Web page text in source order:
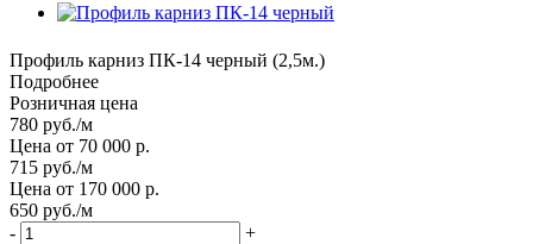
Профиль карниз ПК-14 черный (2,5м.)
Подробнее
Розничная цена
780 руб./м
Цена от 70 000 р.
715 руб./м
Цена от 170 000 р.
650 руб./м
-
+